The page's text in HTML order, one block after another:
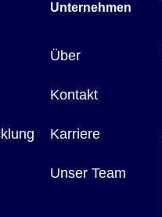
Unternehmen
Über
Kontakt
Karriere
Unser Team